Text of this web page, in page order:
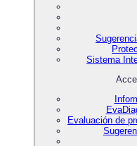
Sistema
Evaluación de